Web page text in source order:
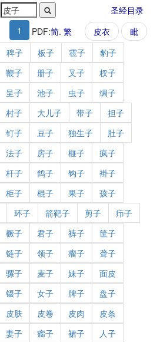
圣经目录
1 PDF:简. 繁 皮衣
毗
稗子 板子 雹子
豹子
鞭子 册子 叉子
杈子
呈子 池子 虫子
绸子
村子 大儿子 带子
担子
钉子 豆子 独生子
肚子
法子 房子 榧子
疯子
杆子 鸽子 钩子
褂子
柜子 棍子 果子
孩子
环子 箭靶子 剪子
疖子
橛子 君子 裤子
筐子
链子 领子 瘤子
聋子
骡子 麦子 妹子
面皮
镊子 女子 牌子
盘子
皮肤 皮卷 皮肉
皮条
妻子 瘸子 裙子
人子